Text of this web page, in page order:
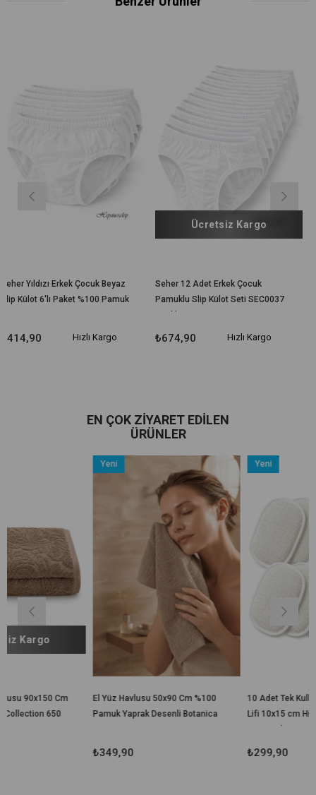
Çocuk Beyaz
%100 Pamuk
Hızlı Kargo
Seher 12 Adet Erkek Çocuk
Pamuklu Slip Külot Seti SEC0037
₺674,90
Ücretsiz Kargo
Hızlı Kargo
Gümüş İç Giyim
Pamuk Külot 6 lı
₺509,90
EN ÇOK ZIYARET EDILEN
ÜRÜNLER
El Yüz Havlusu 50x90 Cm %100
Pamuk Yaprak Desenli Botanica
10 Adet Tek Kullanımlık Banyo
Lifi 10x15 cm Hijyenik El
Yeni
Ürün